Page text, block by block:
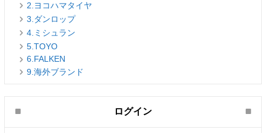
2.ヨコハマタイヤ
3.ダンロップ
4.ミシュラン
5.TOYO
6.FALKEN
9.海外ブランド
ログイン